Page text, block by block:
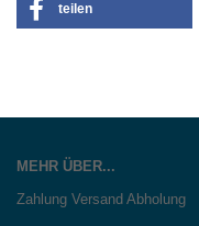
teilen
MEHR ÜBER...
Zahlung Versand Abholung